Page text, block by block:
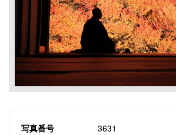
写真番号
3631